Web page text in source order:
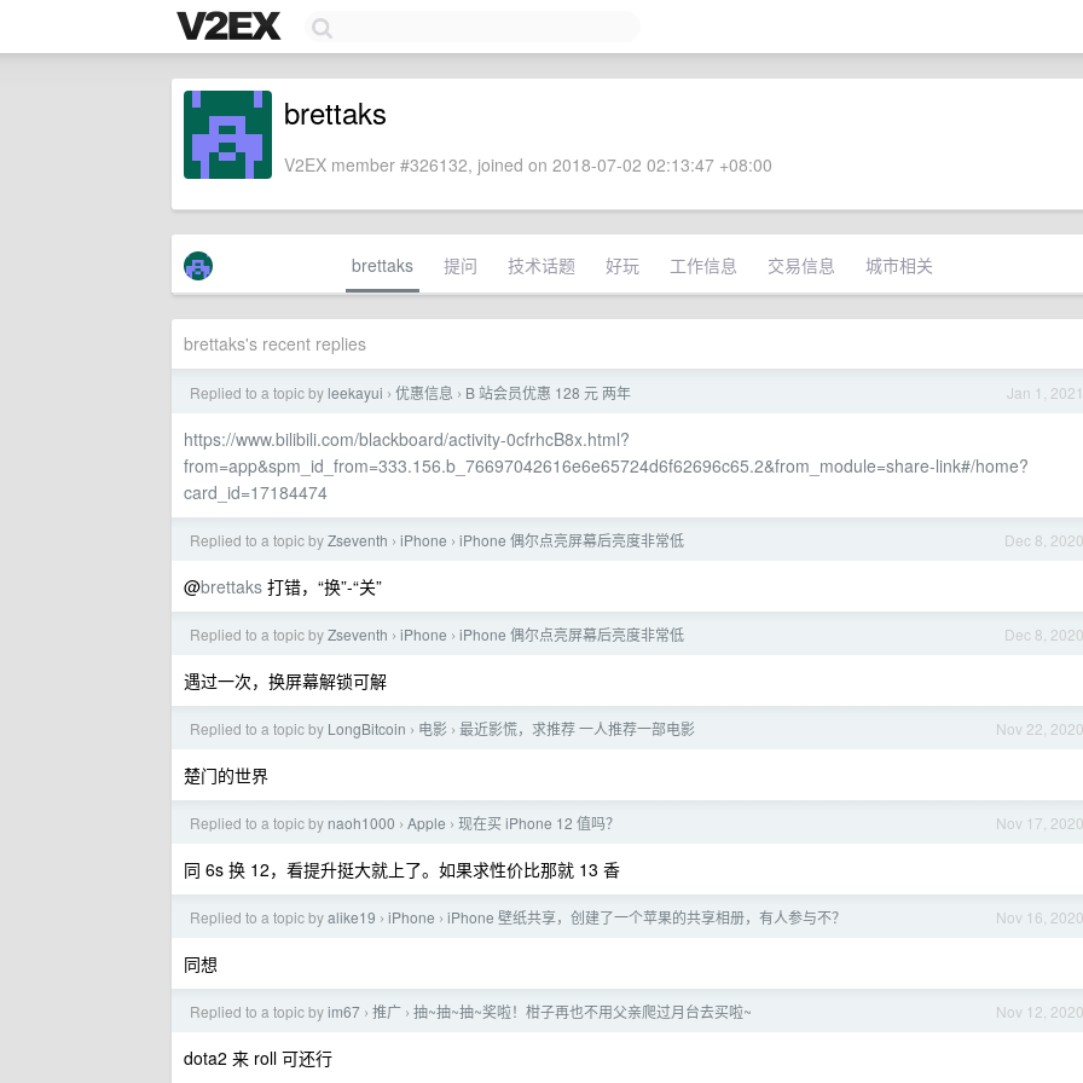
brettaks
V2EX member #326132, joined on 2018-07-02 02:13:47 +08:00
brettaks 提问 技术话题 好玩 工作信息 交易信息 城市相关
brettaks's recent replies
Jan 1, 2021
Replied to a topic by leekayui › 优惠信息 › B 站会员优惠 128 元 两年
https://www.bilibili.com/blackboard/activity-0cfrhcB8x.html?
from=app&spm_id_from=333.156.b_76697042616e6e65724d6f62696c65.2&from_module=share-link#/home?
card_id=17184474
Dec 8, 2020
Replied to a topic byZseventh › iPhone › iPhone 偶尔点亮屏幕后亮度非常低
@brettaks 打错，“换”-“关”
Dec 8, 2020
Replied to a topic byZseventh › iPhone › iPhone 偶尔点亮屏幕后亮度非常低
遇过一次，换屏幕解锁可解
Nov 22, 2020
Replied to a topic by LongBitcoin › 电影 › 最近影慌，求推荐 一人推荐一部电影
楚门的世界
Nov 17, 2020
Replied to a topic by naoh1000 › Apple › 现在买 iPhone 12 值吗？
同 6s 换 12，看提升挺大就上了。如果求性价比那就 13 香
Nov 16, 2020
Replied to a topic byalike19 › iPhone › iPhone 壁纸共享，创建了一个苹果的共享相册，有人参与不？
同想
Nov 12, 2020
Replied to a topic byim67 › 推广 › 抽~抽~抽~奖啦！柑子再也不用父亲爬过月台去买啦~
dota2 来 roll 可还行